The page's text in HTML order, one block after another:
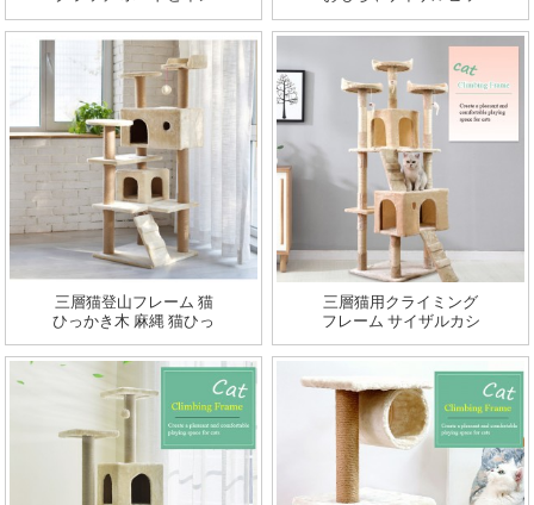
ゃの卸売キャット ツリ
ー猫城ハウス高級ペッ
ト ハウス
ッチペットスクラッポ
ストウッドキャットツ
リーハウス
三層猫登山フレーム 猫
ひっかき木 麻縄 猫ひっ
かきポスト
三層猫用クライミング
フレーム サイザルカシ
ミヤ 猫ひっかき木 麻縄
猫ひっかきポスト